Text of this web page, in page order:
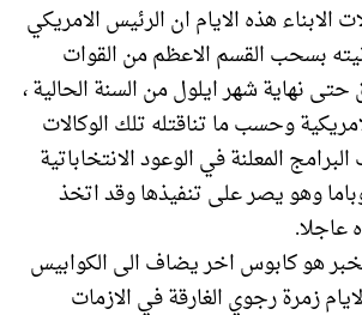
الابناء هذه الايام ان الرئيس الامريكي
بسحب القسم الاعظم من القوات
حتى نهاية شهر ايلول من السنة الحالية ،
وحسب ما تناقتله تلك الوكالات
المعلنة في الوعود الانتخاباتية
وهو يصر على تنفيذها وقد اتخذ
عاجلا.
هو كابوس اخر يضاف الى الكوابيس
زمرة رجوي الغارقة في الازمات